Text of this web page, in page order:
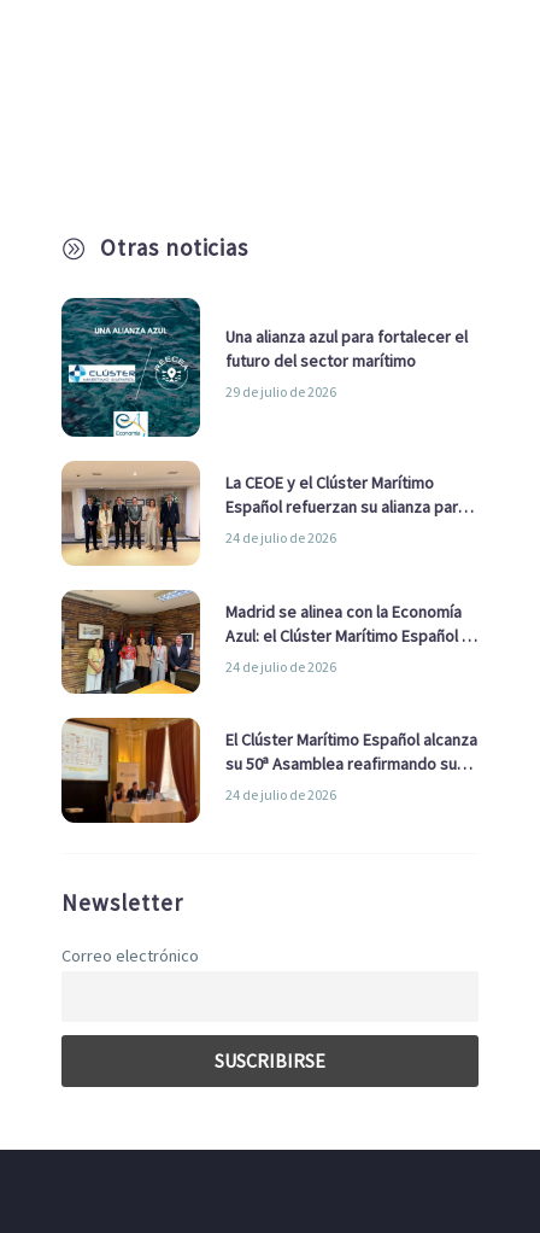
A Otras noticias
Una alianza azul para fortalecer el
futuro del sector marítimo
29 de julio de 2026
La CEOE y el Clúster Marítimo
Español refuerzan su alianza para
impulsar una estrategia Nacional
24 de julio de 2026
Madrid se alinea con la Economía
Azul: el Clúster Marítimo Español y
la Real Liga Naval avanzan alianzas
24 de julio de 2026
El Clúster Marítimo Español alcanza
su 50ª Asamblea reafirmando su
liderazgo en la Economía Azul
24 de julio de 2026
Newsletter
Correo electrónico